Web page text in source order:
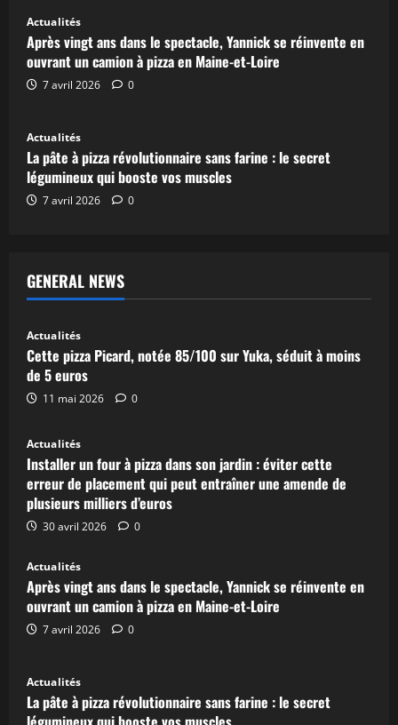
Actualités
Après vingt ans dans le spectacle, Yannick se réinvente en
ouvrant un camion à pizza en Maine-et-Loire
7 avril 2026 0
Actualités
La pâte à pizza révolutionnaire sans farine : le secret
légumineux qui booste vos muscles
7 avril 2026 0
GENERAL NEWS
Actualités
Cette pizza Picard, notée 85/100 sur Yuka, séduit à moins
de 5 euros
11 mai 2026 0
Actualités
Installer un four à pizza dans son jardin : éviter cette
erreur de placement qui peut entraîner une amende de
plusieurs milliers d’euros
30 avril 2026 0
Actualités
Après vingt ans dans le spectacle, Yannick se réinvente en
ouvrant un camion à pizza en Maine-et-Loire
7 avril 2026 0
Actualités
La pâte à pizza révolutionnaire sans farine : le secret